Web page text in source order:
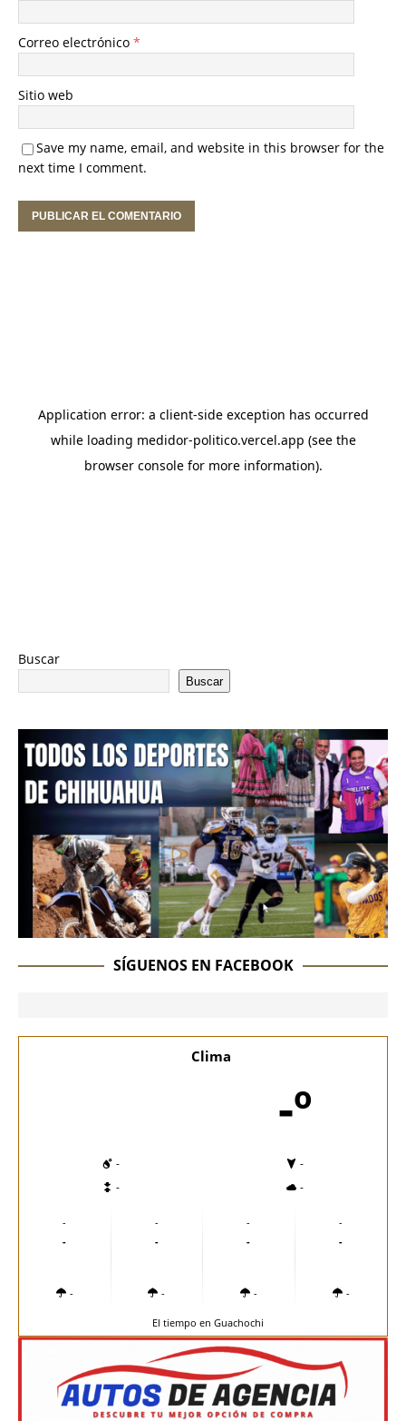
Correo electrónico *
Sitio web
Save my name, email, and website in this browser for the
next time I comment.
Buscar
Buscar
SÍGUENOS EN FACEBOOK
Clima
-º
-
-
-
-
-
-
-
-
-
-
-
-
-
-
-
-
El tiempo en Guachochi